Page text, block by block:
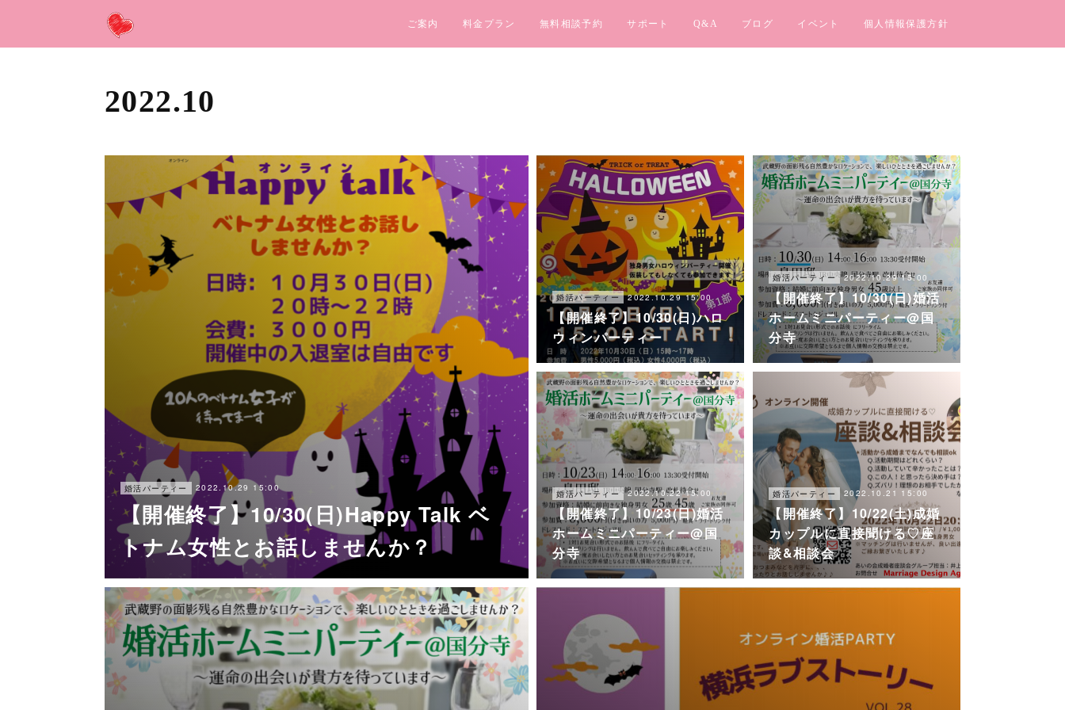
ご案内 料金プラン 無料相談予約 サポート Q&A ブログ イベント 個人情報保護方針
2022.10
婚活パーティー 2022.10.29 15:00
【開催終了】10/30(日)Happy Talk ベ
トナム女性とお話しませんか？
婚活パーティー 2022.10.29 15:00
【開催終了】10/30(日)ハロ
ウィンパーティー
婚活パーティー 2022.10.29 15:00
【開催終了】10/30(日)婚活
ホームミニパーティー@国
分寺
婚活パーティー 2022.10.22 15:00
【開催終了】10/23(日)婚活
ホームミニパーティー@国
分寺
婚活パーティー 2022.10.21 15:00
【開催終了】10/22(土)成婚
カップルに直接聞ける♡座
談&相談会